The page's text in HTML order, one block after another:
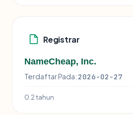
Registrar
NameCheap, Inc.
Terdaftar Pada: 2026-02-27
0.2 tahun